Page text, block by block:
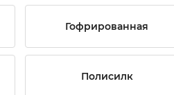
Гофрированная
Полисилк